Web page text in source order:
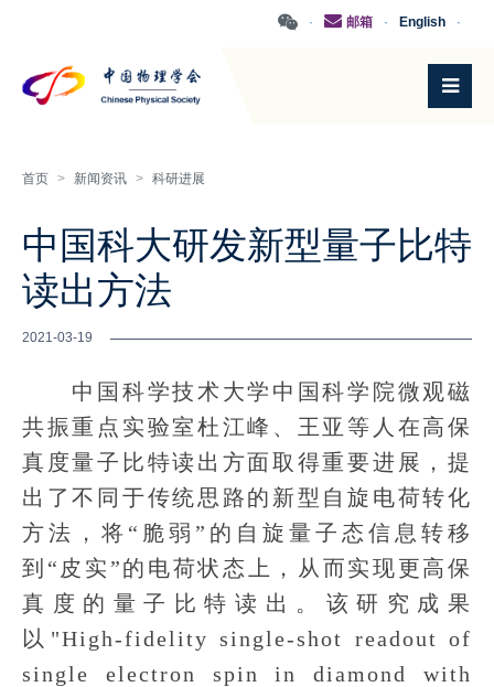
·
English
·
邮箱
·
首页 > 新闻资讯 > 科研进展
中国科大研发新型量子比特
读出方法
2021-03-19
中国科学技术大学中国科学院微观磁
共振重点实验室杜江峰、王亚等人在高保
真度量子比特读出方面取得重要进展，提
出了不同于传统思路的新型自旋电荷转化
方法，将“脆弱”的自旋量子态信息转移
到“皮实”的电荷状态上，从而实现更高保
真度的量子比特读出。该研究成果
以"High-fidelity single-shot readout of
single electron spin in diamond with